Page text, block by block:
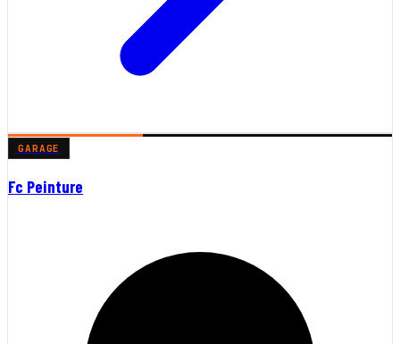
GARAGE
Fc Peinture